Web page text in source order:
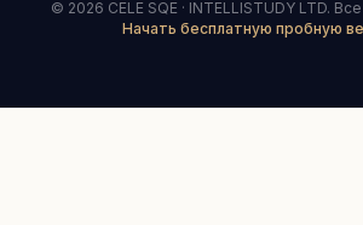
© 2026 CELE SQE · INTELLISTUDY LTD.
Начать бесплатную пробную